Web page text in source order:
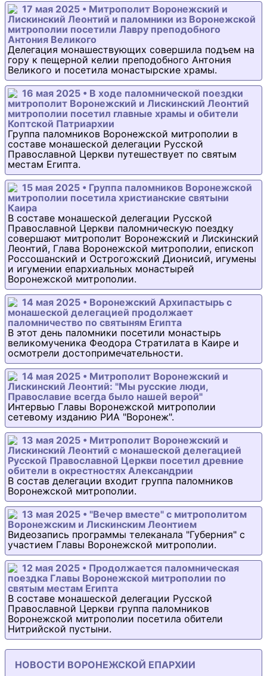
17 мая 2025 • Митрополит Воронежский и
Лискинский Леонтий и паломники из Воронежской
митрополии посетили Лавру преподобного
Антония Великого
Делегация монашествующих совершила подъем на
гору к пещерной келии преподобного Антония
Великого и посетила монастырские храмы.
16 мая 2025 • В ходе паломнической поездки
митрополит Воронежский и Лискинский Леонтий
митрополии посетил главные храмы и обители
Коптской Патриархии
Группа паломников Воронежской митрополии в
составе монашеской делегации Русской
Православной Церкви путешествует по святым
местам Египта.
15 мая 2025 • Группа паломников Воронежской
митрополии посетила христианские святыни
Каира
В составе монашеской делегации Русской
Православной Церкви паломническую поездку
совершают митрополит Воронежский и Лискинский
Леонтий, Глава Воронежской митрополии, епископ
Россошанский и Острогожский Дионисий, игумены
и игумении епархиальных монастырей
Воронежской митрополии.
14 мая 2025 • Воронежский Архипастырь с
монашеской делегацией продолжает
паломничество по святыням Египта
В этот день паломники посетили монастырь
великомученика Феодора Стратилата в Каире и
осмотрели достопримечательности.
14 мая 2025 • Митрополит Воронежский и
Лискинский Леонтий: "Мы русские люди,
Православие всегда было нашей верой"
Интервью Главы Воронежской митрополии
сетевому изданию РИА "Воронеж".
13 мая 2025 • Митрополит Воронежский и
Лискинский Леонтий с монашеской делегацией
Русской Православной Церкви посетил древние
обители в окрестностях Александрии
В состав делегации входит группа паломников
Воронежской митрополии.
13 мая 2025 • "Вечер вместе" с митрополитом
Воронежским и Лискинским Леонтием
Видеозапись программы телеканала "Губерния" с
участием Главы Воронежской митрополии.
12 мая 2025 • Продолжается паломническая
поездка Главы Воронежской митрополии по
святым местам Египта
В составе монашеской делегации Русской
Православной Церкви группа паломников
Воронежской митрополии посетила обители
Нитрийской пустыни.
НОВОСТИ ВОРОНЕЖСКОЙ ЕПАРХИИ